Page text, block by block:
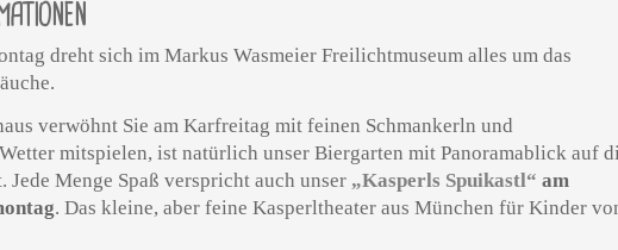
dreht sich im Markus Wasmeier Freilichtmuseum alles um das
verwöhnt Sie am Karfreitag mit feinen Schmankerln und
mitspielen, ist natürlich unser Biergarten mit Panoramablick auf
Jede Menge Spaß verspricht auch unser „Kasperls Spuikastl“ am
. Das kleine, aber feine Kasperltheater aus München für Kinder